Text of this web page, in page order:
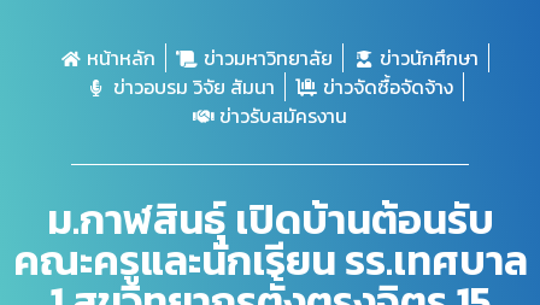
หน้าหลัก ข่าวมหาวิทยาลัย
ข่าวนักศึกษา
ข่าวอบรม วิจัย สัมนา
ข่าวจัดซื้อจัดจ้าง
ข่าวรับสมัครงาน
ม.กาฬสินธุ์ เปิดบ้านต้อนรับ
คณะครูและนักเรียน รร.เทศบาล